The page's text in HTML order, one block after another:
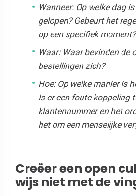
Wanneer: Op welke dag
gelopen? Gebeurt het
op een specifiek moment?
Waar: Waar bevinden de
bestellingen zich?
Hoe: Op welke manier is
Is er een foute koppeling
klantennummer en het
het om een menselijke
Creëer een open
wijs niet met de